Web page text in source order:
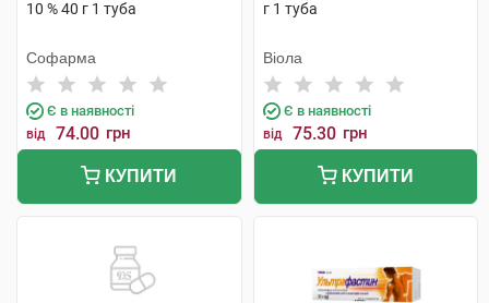
10 % 40 г 1 туба
Софарма
Є в наявності
від 74.00 грн
КУПИТИ
г 1 туба
Віола
Є в наявності
від 75.30 грн
КУПИТИ